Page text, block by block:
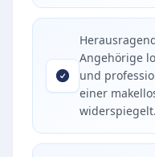
Angehörige
und
einer
widerspiegelt.